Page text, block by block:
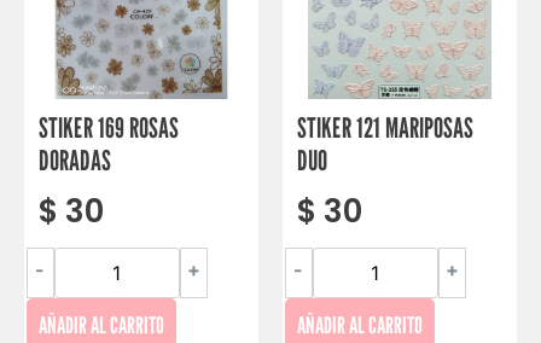
STIKER 169 ROSAS
DORADAS
$ 30
- +
AÑADIR AL CARRITO
STIKER 121 MARIPOSAS
DUO
$ 30
- +
AÑADIR AL CARRITO